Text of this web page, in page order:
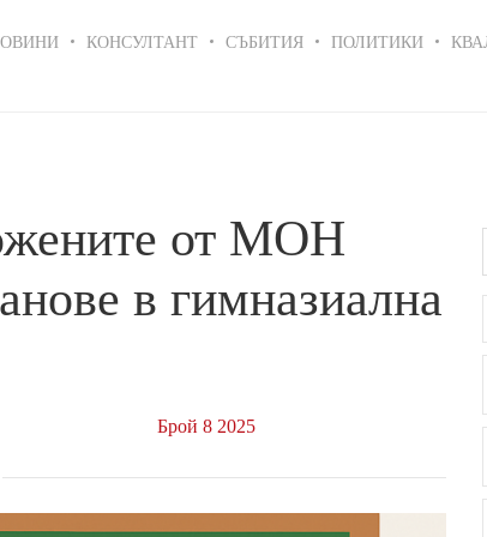
КОНСУЛТАНТ СЪБИТИЯ ПОЛИТИКИ
от МОН
в гимназиална
Брой 8 2025